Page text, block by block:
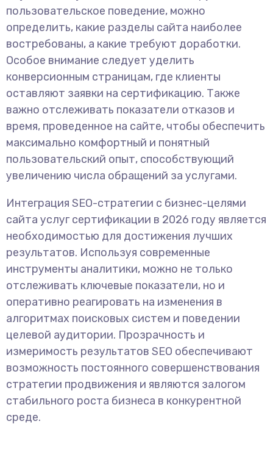
пользовательское поведение, можно
определить, какие разделы сайта наиболее
востребованы, а какие требуют доработки.
Особое внимание следует уделить
конверсионным страницам, где клиенты
оставляют заявки на сертификацию. Также
важно отслеживать показатели отказов и
время, проведенное на сайте, чтобы обеспечить
максимально комфортный и понятный
пользовательский опыт, способствующий
увеличению числа обращений за услугами.
Интеграция SEO-стратегии с бизнес-целями
сайта услуг сертификации в 2026 году является
необходимостью для достижения лучших
результатов. Используя современные
инструменты аналитики, можно не только
отслеживать ключевые показатели, но и
оперативно реагировать на изменения в
алгоритмах поисковых систем и поведении
целевой аудитории. Прозрачность и
измеримость результатов SEO обеспечивают
возможность постоянного совершенствования
стратегии продвижения и являются залогом
стабильного роста бизнеса в конкурентной
среде.